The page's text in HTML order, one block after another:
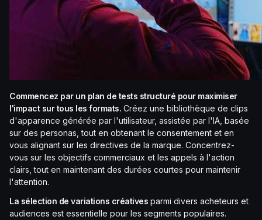
Commencez par un plan de tests structuré pour maximiser
l'impact sur tous les formats. Créez une bibliothèque de clips
d'apparence générée par l'utilisateur, assistée par l'IA, basée
sur des personas, tout en obtenant le consentement et en
vous alignant sur les directives de la marque. Concentrez-
vous sur les objectifs commerciaux et les appels à l'action
clairs, tout en maintenant des durées courtes pour maintenir
l'attention.
La sélection de variations créatives parmi divers acheteurs et
audiences est essentielle pour les segments populaires.